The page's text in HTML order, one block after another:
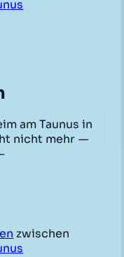
am Taunus in
nicht mehr —
zwischen